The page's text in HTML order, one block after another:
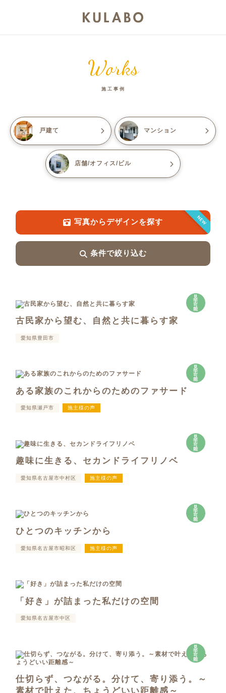
Works
施工事例
戸建て マンション
店舗/オフィス/ビル
NEW
写真からデザインを探す
条件で絞り込む
見
学
可
能
古民家から望む、自然と共に暮らす家
愛知県豊田市
見
学
可
能
ある家族のこれからのためのファサード
愛知県瀬戸市 施主様の声
見
学
可
能
趣味に生きる、セカンドライフリノベ
愛知県名古屋市中村区 施主様の声
見
学
可
能
ひとつのキッチンから
愛知県名古屋市昭和区 施主様の声
「好き」が詰まった私だけの空間
愛知県名古屋市中区
見
学
可
能
仕切らず、つながる。分けて、寄り添う。～
素材で叶えた、ちょうどいい距離感～